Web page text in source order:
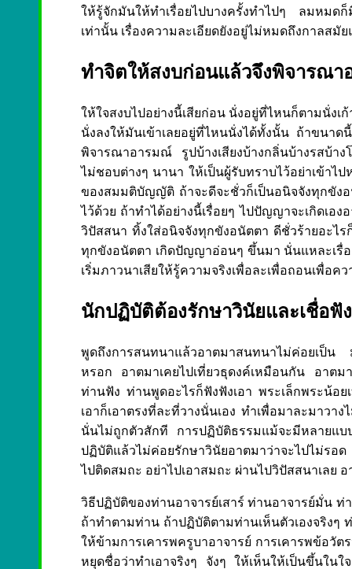
ให้รู้จักมันให้ทำเรื่อยไปบางครั้งทำไปๆ ลมหมด
เท่านั้น เรื่องความละเอียดยังอยู่ไม่หมดถึงกาลส
ทำจิตให้สงบก่อนแล้วจึงพิจารณา
ให้ใจสงบไปอย่างนี้เสียก่อน นั่งอยู่ที่ไหนก็ตามนั่งเ
นั่งลงให้มันเข้าเลยอยู่ที่ไหนนั่งได้ทั้งนั้น ถ้าขนา
พิจารณาอารมณ์ รูปบ้างเสียงบ้างกลิ่นบ้างรสบ้า
ไม่ชอบต่างๆ นานา ให้เป็นผู้รับทราบไว้อย่าเข้า
ของสมมติบัญญัติ ถ้าจะดีจะชั่วก็เป็นอนิจจังทุกขั
ไว้ด้วย ถ้าทำได้อย่างนี้เรื่อยๆ ไปปัญญาจะเกิดเ
วิปัสสนา ทิ้งใส่อนิจจังทุกขังอนัตตา ดีชั่วร้ายอะไ
ทุกขังอนัตตา เกิดปัญญาอ่อนๆ ขึ้นมา นั่นแหละเรื่
เริ่มภาวนาเสียให้รู้ความจริงเพื่อละเพื่อถอนเพื่อค
นักปฏิบัติต้องรักษาวินัยและเชื่อฟั
พูดถึงการสนทนาแล้วอาตมาสนทนาไม่ค่อยเป็น
หรอก อาตมาเคยไปเที่ยวธุดงค์เหมือนกัน อาตม
ท่านฟัง ท่านพูดอะไรก็ฟังฟังเอา พระเล็กพระน้อ
เอาก็เอาตรงที่ละที่วางนั่นเอง ทำเพื่อมาละมาว
นั่นไม่ถูกตัวสักที การปฏิบัติธรรมแม้จะมีหลายแบ
ปฏิบัติแล้วไม่ค่อยรักษาวินัยอาตมาว่าจะไปไม่ร
ไปติดสมถะ อย่าไปเอาสมถะ ผ่านไปวิปัสสนาเลย
วิธีปฏิบัติของท่านอาจารย์เสาร์ ท่านอาจารย์มั่น
ถ้าทำตามท่าน ถ้าปฏิบัติตามท่านเห็นตัวเองจริงๆ
ให้ข้ามการเคารพครูบาอาจารย์ การเคารพข้อวั
หยุดชื่อว่าทำเอาจริงๆ จังๆ ให้เห็นให้เป็นขึ้นใน